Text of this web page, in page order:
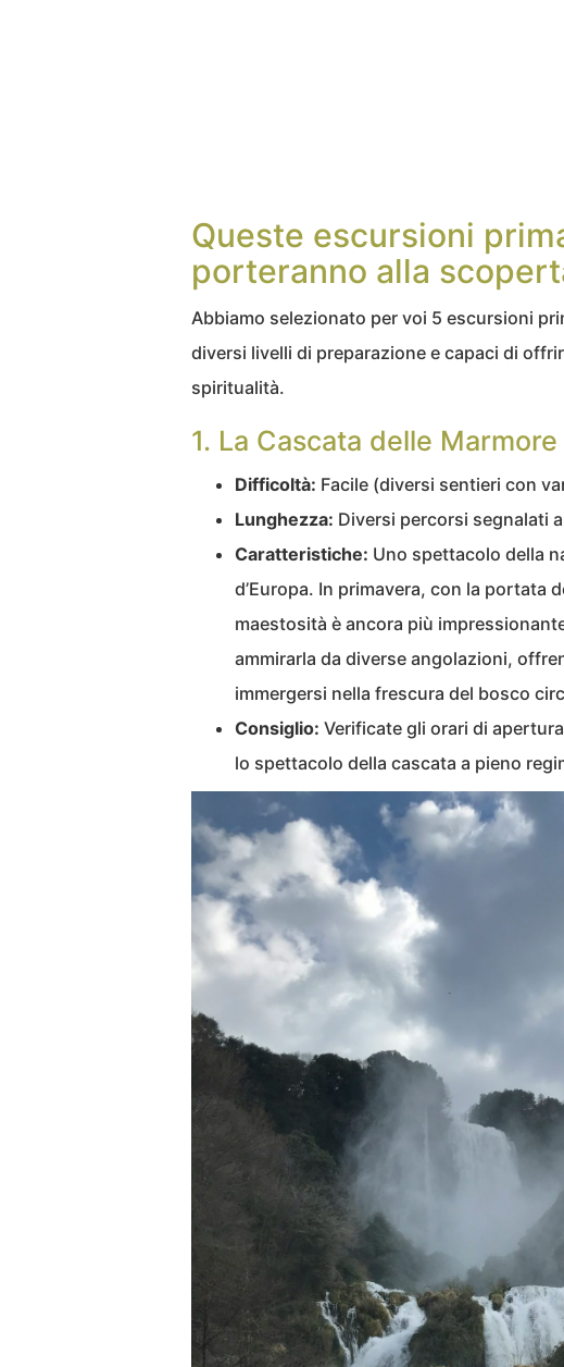
Queste escursioni
porteranno alla
Abbiamo selezionato per voi 5 escursioni
diversi livelli di preparazione e capaci di
spiritualità.
1. La Cascata delle
Difficoltà: Facile (diversi sentieri con
Lunghezza: Diversi percorsi segnalati
Caratteristiche: Uno spettacolo della
d’Europa. In primavera, con la portata
maestosità è ancora più
ammirarla da diverse angolazioni,
immergersi nella frescura del bosco
Consiglio: Verificate gli orari di
lo spettacolo della cascata a pieno